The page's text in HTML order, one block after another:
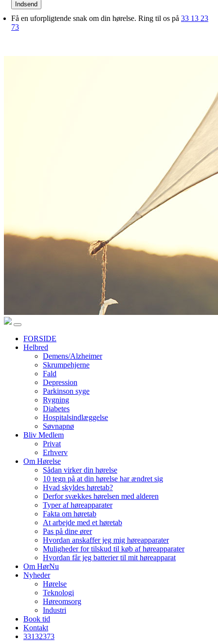
Indsend
Få en uforpligtende snak om din hørelse. Ring til os på 33 13 23
73
FORSIDE
Helbred
Demens/Alzheimer
Skrumpehjerne
Fald
Depression
Parkinson syge
Rygning
Diabetes
Hospitalsindlæggelse
Søvnapnø
Bliv Medlem
Privat
Erhverv
Om Hørelse
Sådan virker din hørelse
10 tegn på at din hørelse har ændret sig
Hvad skyldes høretab?
Derfor svækkes hørelsen med alderen
Typer af høreapparater
Fakta om høretab
At arbejde med et høretab
Pas på dine ører
Hvordan anskaffer jeg mig høreapparater
Muligheder for tilskud til køb af høreapparater
Hvordan får jeg batterier til mit høreapparat
Om HørNu
Nyheder
Hørelse
Teknologi
Høreomsorg
Industri
Book tid
Kontakt
33132373